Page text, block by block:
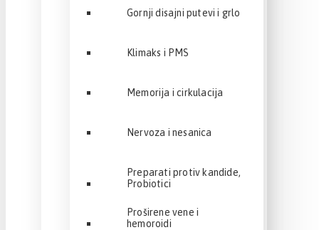
Gornji disajni putevi i grlo
Klimaks i PMS
Memorija i cirkulacija
Nervoza i nesanica
Preparati protiv kandide,
Probiotici
Proširene vene i
hemoroidi